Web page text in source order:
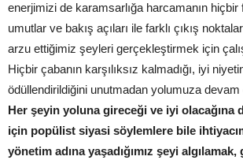
enerjimizi de karamsarlığa harcamanın hiçbir
umutlar ve bakış açıları ile farklı çıkış
arzu ettiğimiz şeyleri gerçekleştirmek için
Hiçbir çabanın karşılıksız kalmadığı, iyi
ödüllendirildiğini unutmadan yolumuza
Her şeyin yoluna gireceği ve iyi olacağına
için popülist siyasi söylemlere bile
yönetim adına yaşadığımız şeyi